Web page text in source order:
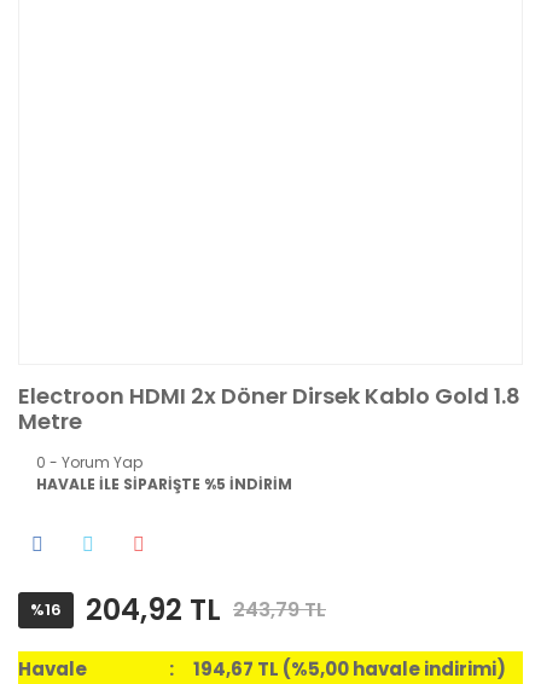
Electroon HDMI 2x Döner Dirsek Kablo Gold 1.8
Metre
0 - Yorum Yap
HAVALE İLE SİPARİŞTE %5 İNDİRİM
%16 204,92 TL 243,79 TL
Havale 194,67 TL (%5,00 havale indirimi)